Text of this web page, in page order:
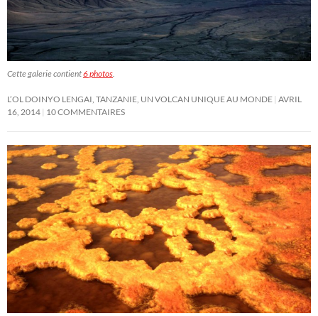
Cette galerie contient6 photos.
L’OL DOINYO LENGAI, TANZANIE, UN VOLCAN UNIQUE AU MONDE AVRIL
16, 2014 10 COMMENTAIRES